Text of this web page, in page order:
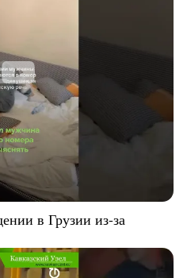
в Грузии из-за